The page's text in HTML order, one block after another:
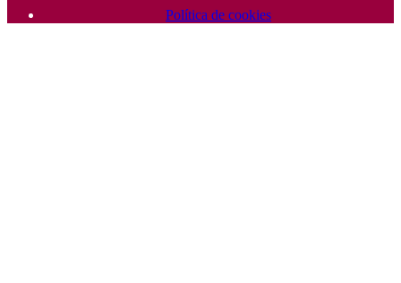
Política de cookies